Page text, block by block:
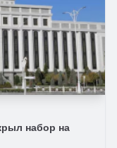
набор на